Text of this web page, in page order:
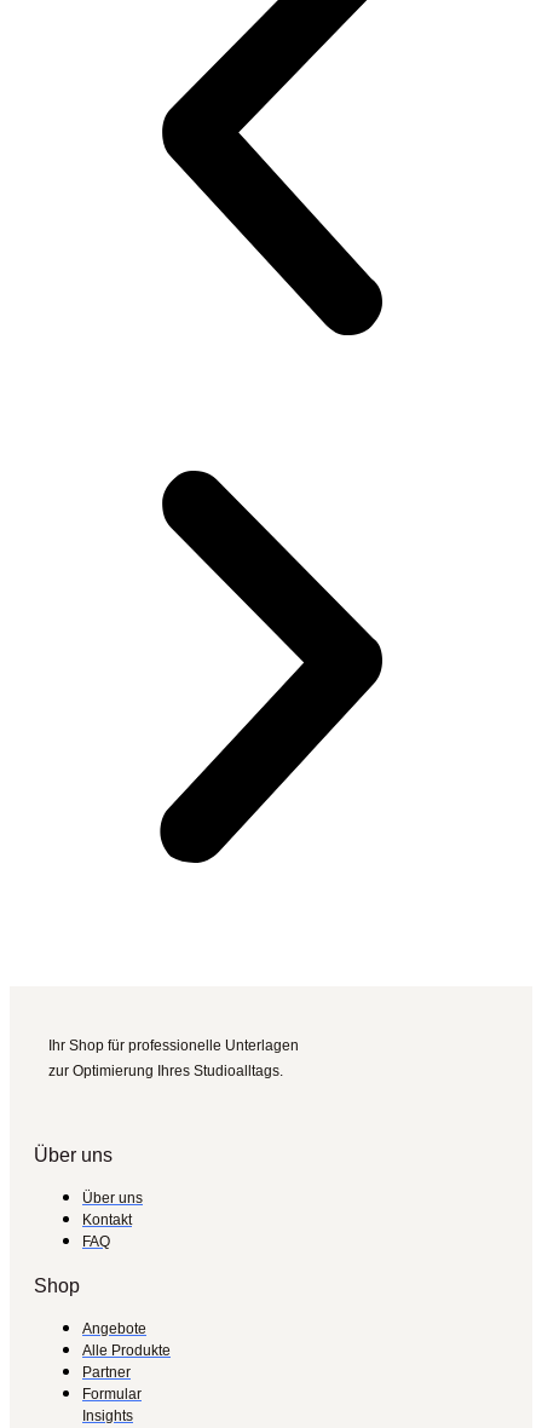
Ihr Shop für professionelle Unterlagen
zur Optimierung Ihres Studioalltags.
Über uns
Über uns
Kontakt
FAQ
Shop
Angebote
Alle Produkte
Partner
Formular
Insights